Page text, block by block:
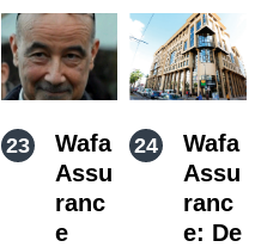
Wafa
Assu
ranc
e
Wafa
Assu
ranc
e: De